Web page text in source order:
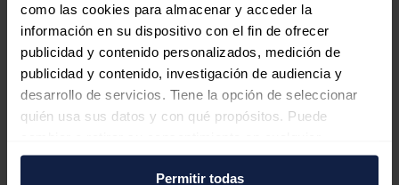
como las cookies para almacenar y acceder la
información en su dispositivo con el fin de ofrecer
publicidad y contenido personalizados, medición de
publicidad y contenido, investigación de audiencia y
desarrollo de servicios. Tiene la opción de seleccionar
quién usa sus datos y con qué propósitos. Puede
momento desde la Declaración de cookies o clicando en
el Menú de consentimiento.Permitir todas
Magnon Servicios Energéticos, la
nueva filial de Ence especializada en
la venta de calor industrial renovable
Además, , junto al Banco Santander, han sido los agentes
de sostenibilidad.
La operación para Magnon